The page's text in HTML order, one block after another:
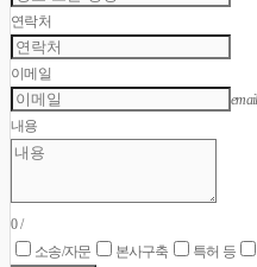
연락처
이메일
email
내용
0/
소송/자문
본사구축 특허 등